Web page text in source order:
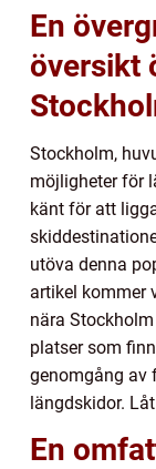
En
översikt
Stockholm,
möjligheter för
känt för att
utöva denna
artikel kommer
nära
platser som
genomgång av
längdskidor.
En